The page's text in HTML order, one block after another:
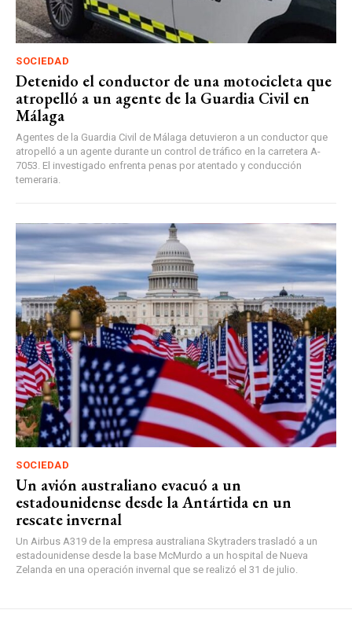
SOCIEDAD
Detenido el conductor de una motocicleta que
atropelló a un agente de la Guardia Civil en
Málaga
Agentes de la Guardia Civil de Málaga detuvieron a un conductor que
atropelló a un agente durante un control de tráfico en la carretera A-
7053. El investigado enfrenta penas por atentado y conducción
temeraria.
SOCIEDAD
Un avión australiano evacuó a un
estadounidense desde la Antártida en un
rescate invernal
Un Airbus A319 de la empresa australiana Skytraders trasladó a un
estadounidense desde la base McMurdo a un hospital de Nueva
Zelanda en una operación invernal que se realizó el 31 de julio.